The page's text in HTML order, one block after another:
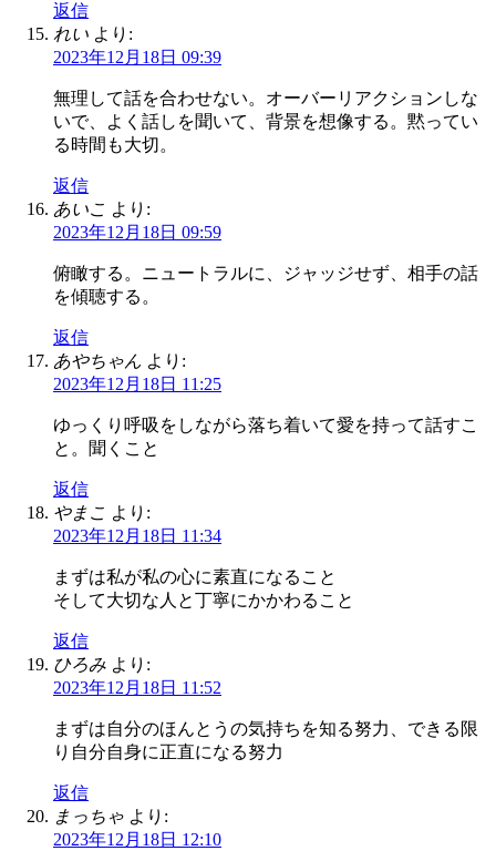
返信
れい より:
2023年12月18日 09:39
無理して話を合わせない。オーバーリアクションしな
いで、よく話しを聞いて、背景を想像する。黙ってい
る時間も大切。
返信
あいこ より:
2023年12月18日 09:59
俯瞰する。ニュートラルに、ジャッジせず、相手の話
を傾聴する。
返信
あやちゃん より:
2023年12月18日 11:25
ゆっくり呼吸をしながら落ち着いて愛を持って話すこ
と。聞くこと
返信
やまこ より:
2023年12月18日 11:34
まずは私が私の心に素直になること
そして大切な人と丁寧にかかわること
返信
ひろみ より:
2023年12月18日 11:52
まずは自分のほんとうの気持ちを知る努力、できる限
り自分自身に正直になる努力
返信
まっちゃ より:
2023年12月18日 12:10